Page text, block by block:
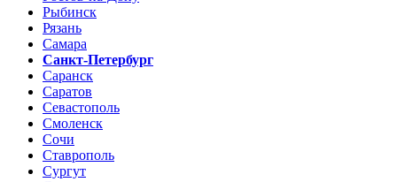
Рыбинск
Рязань
Самара
Санкт-Петербург
Саранск
Саратов
Севастополь
Смоленск
Сочи
Ставрополь
Сургут